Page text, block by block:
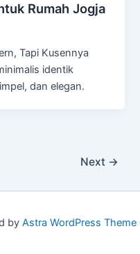
Rumah Jogja
Tapi Kusennya
identik
dan elegan.
Next →
by Astra WordPress Theme